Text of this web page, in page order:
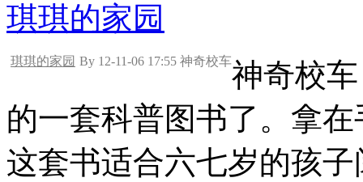
琪琪的家园
琪琪的家园 By 12-11-06 17:55 神奇校车神奇校
的一套科普图书了。拿
这套书适合六七岁的孩